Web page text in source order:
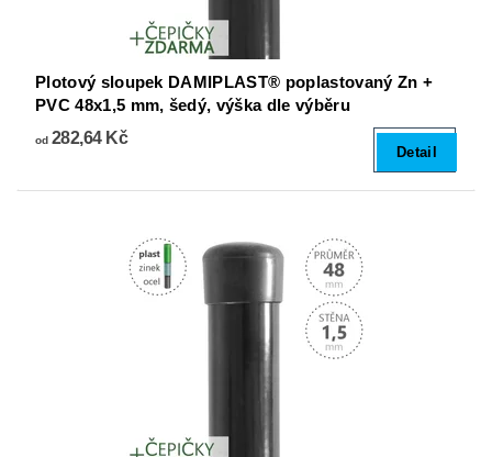
Plotový sloupek DAMIPLAST® poplastovaný Zn +
PVC 48x1,5 mm, šedý, výška dle výběru
od282,64 Kč
Detail